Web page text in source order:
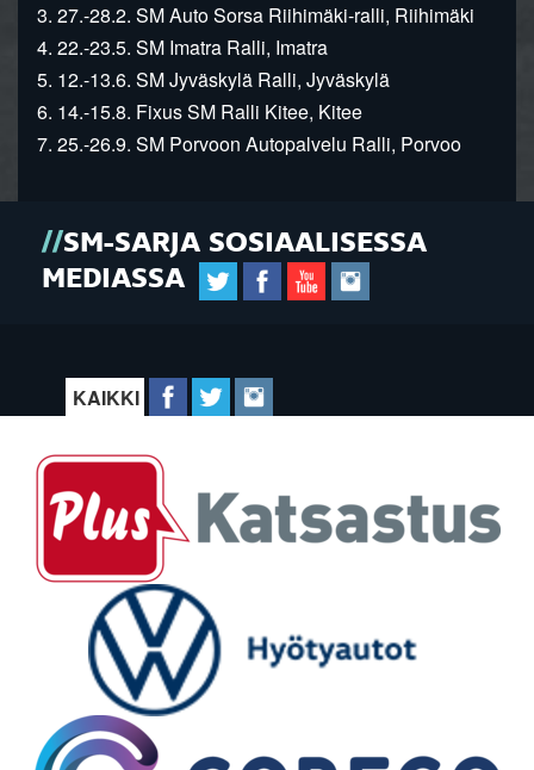
3. 27.-28.2. SM Auto Sorsa Riihimäki-ralli, Riihimäki
4. 22.-23.5. SM Imatra Ralli, Imatra
5. 12.-13.6. SM Jyväskylä Ralli, Jyväskylä
6. 14.-15.8. Fixus SM Ralli Kitee, Kitee
7. 25.-26.9. SM Porvoon Autopalvelu Ralli, Porvoo
SM-SARJA SOSIAALISESSA
MEDIASSA
KAIKKI